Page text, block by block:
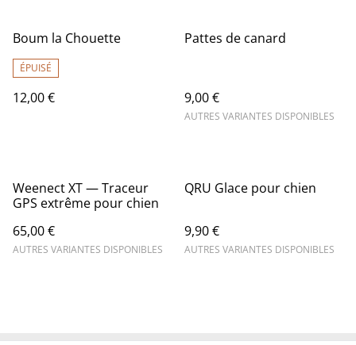
Boum la Chouette
ÉPUISÉ
12,00 €
Pattes de canard
9,00 €
AUTRES VARIANTES DISPONIBLES
Weenect XT — Traceur
GPS extrême pour chien
65,00 €
AUTRES VARIANTES DISPONIBLES
QRU Glace pour chien
9,90 €
AUTRES VARIANTES DISPONIBLES